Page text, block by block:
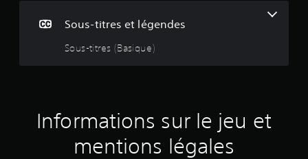
:
Sous-titres et légendes
Sous-titres (Basique)
Informations sur le jeu et
mentions légales